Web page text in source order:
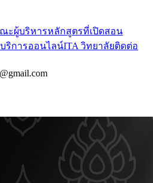
ะผู้บริหารหลักสูตรที่เปิดสอน
ริการออนไลน์ITA วิทยาลัยติดต่อ